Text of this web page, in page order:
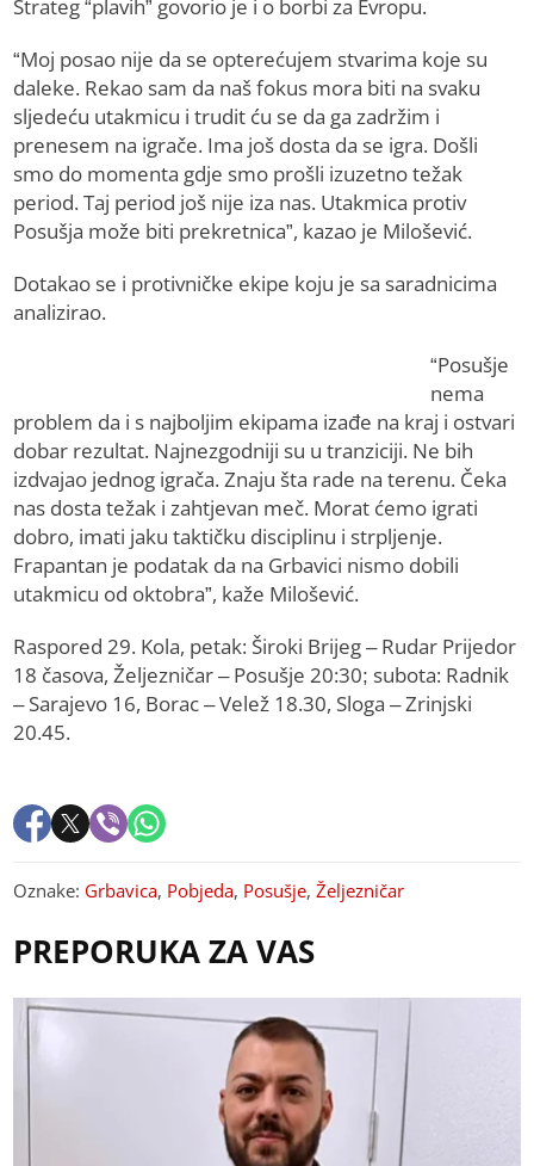
Strateg “plavih” govorio je i o borbi za Evropu.
“Moj posao nije da se opterećujem stvarima koje su
daleke. Rekao sam da naš fokus mora biti na svaku
sljedeću utakmicu i trudit ću se da ga zadržim i
prenesem na igrače. Ima još dosta da se igra. Došli
smo do momenta gdje smo prošli izuzetno težak
period. Taj period još nije iza nas. Utakmica protiv
Posušja može biti prekretnica”, kazao je Milošević.
Dotakao se i protivničke ekipe koju je sa saradnicima
analizirao.
“Posušje
nema
problem da i s najboljim ekipama izađe na kraj i ostvari
dobar rezultat. Najnezgodniji su u tranziciji. Ne bih
izdvajao jednog igrača. Znaju šta rade na terenu. Čeka
nas dosta težak i zahtjevan meč. Morat ćemo igrati
dobro, imati jaku taktičku disciplinu i strpljenje.
Frapantan je podatak da na Grbavici nismo dobili
utakmicu od oktobra”, kaže Milošević.
Raspored 29. Kola, petak: Široki Brijeg – Rudar Prijedor
18 časova, Željezničar – Posušje 20:30; subota: Radnik
– Sarajevo 16, Borac – Velež 18.30, Sloga – Zrinjski
20.45.
Oznake: Grbavica, Pobjeda, Posušje,Željezničar
PREPORUKA ZA VAS